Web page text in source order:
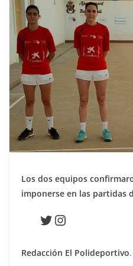
Los dos equipos
imponerse en las partidas
Twitter
Instagram
Redacción El Polideportivo.